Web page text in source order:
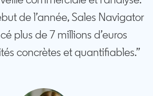
de l’année, Sales Navigator
plus de 7 millions d’euros
concrètes et quantifiables.”